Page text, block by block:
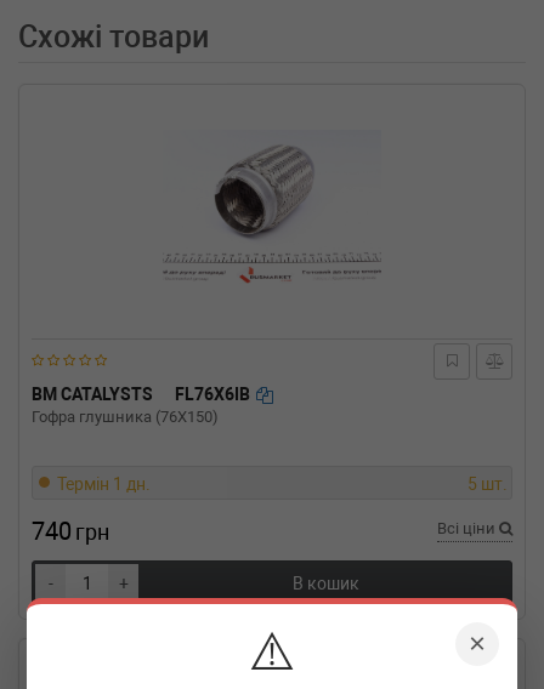
×
⚠️
Схожі товари
BM CATALYSTS FL76X6IB
Гофра глушника (76X150)
Термін 1 дн. 5 шт.
740 грн Всі ціни
- + В кошик